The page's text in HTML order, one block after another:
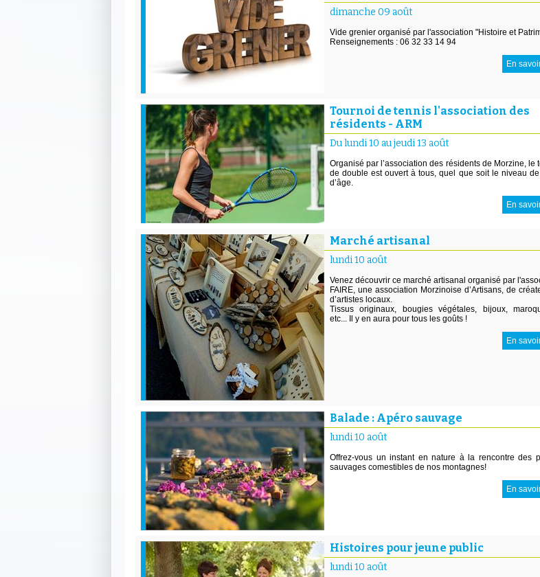
dimanche 09 août
Vide grenier organisé par l'association "Histoire et
Renseignements : 06 32 33 14 94
En
Tournoi de tennis l'association des
résidents - ARM
Du lundi 10 au jeudi 13 août
Organisé par l’association des résidents de Morzine, le
de double est ouvert à tous, quel que soit le niveau
d’âge.
En
Marché artisanal
lundi 10 août
Venez découvrir ce marché artisanal organisé par
FAIRE, une association Morzinoise d’Artisans, de
d’artistes locaux.
Tissus originaux, bougies végétales, bijoux,
etc... Il y en aura pour tous les goûts !
En
Balade : Apéro sauvage
lundi 10 août
Offrez-vous un instant en nature à la rencontre des
sauvages comestibles de nos montagnes!
En
Histoires pour jeune public
lundi 10 août